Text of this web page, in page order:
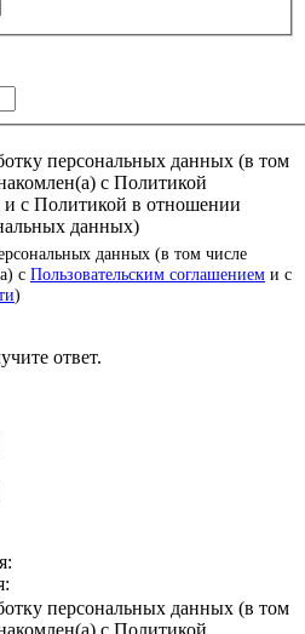
персональных данных (в том
с Политикой
и с Политикой в отношении
данных)
данных (в том числе
с Пользовательским соглашением и с
)
ответ.
персональных данных (в том